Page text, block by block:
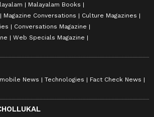
Malayalam Books
Magazine Conversations
Culture Magazines
Conversations Magazine
Web Specials Magazine
News Technologies
Fact Check News